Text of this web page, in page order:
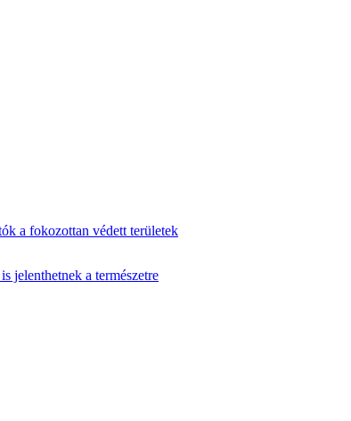
a fokozottan védett területek
jelenthetnek a természetre